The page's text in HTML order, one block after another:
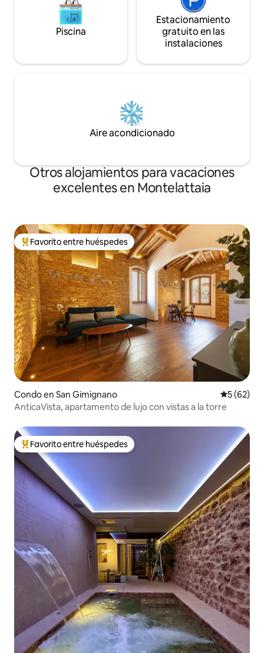
Piscina
Estacionamiento
gratuito en las
instalaciones
Aire acondicionado
Otros alojamientos para vacaciones
excelentes en Montelattaia
Favorito entre huéspedes preferido
Favorito entre huéspedes
Condo en San Gimignano
5 (62)
AnticaVista, apartamento de lujo con vistas a la torre
Favorito entre huéspedes preferido
Favorito entre huéspedes